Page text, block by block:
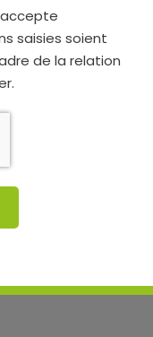
saisies soient
de la relation